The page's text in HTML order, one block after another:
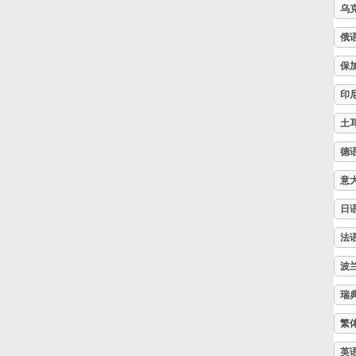
乌
俄
保
印
土
德
意
日
法
波
瑞
繁
英